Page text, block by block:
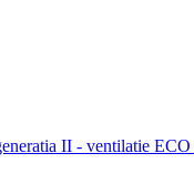
II - ventilatie ECO